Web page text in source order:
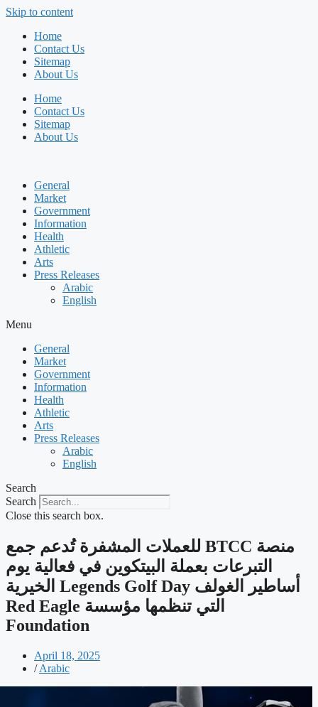
Skip to content
Home
Contact Us
Sitemap
About Us
Home
Contact Us
Sitemap
About Us
General
Market
Government
Information
Health
Athletic
Arts
Press Releases
Arabic
English
Menu
General
Market
Government
Information
Health
Athletic
Arts
Press Releases
Arabic
English
Search
Search
Close this search box.
‫منصة BTCC للعملات المشفرة تُدعم جمع
التبرعات بعملة البيتكوين في فعالية يوم
أساطير الغولف Legends Golf Day الخيرية
التي تنظمها مؤسسة Red Eagle
Foundation
April 18, 2025
/ Arabic